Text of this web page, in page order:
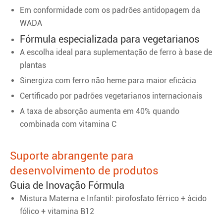
Em conformidade com os padrões antidopagem da
WADA
Fórmula especializada para vegetarianos
A escolha ideal para suplementação de ferro à base de
plantas
Sinergiza com ferro não heme para maior eficácia
Certificado por padrões vegetarianos internacionais
A taxa de absorção aumenta em 40% quando
combinada com vitamina C
Suporte abrangente para
desenvolvimento de produtos
Guia de Inovação Fórmula
Mistura Materna e Infantil: pirofosfato férrico + ácido
fólico + vitamina B12